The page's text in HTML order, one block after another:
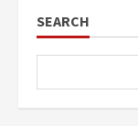
SEARCH